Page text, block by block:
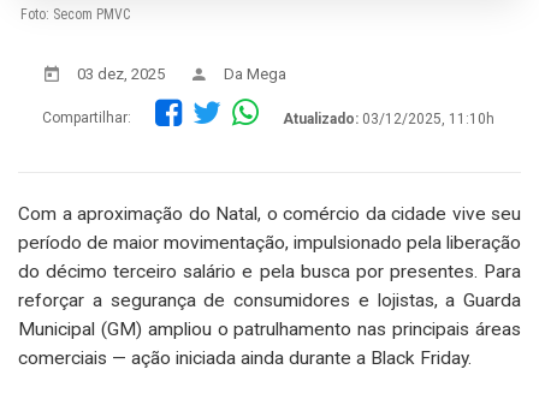
Foto: Secom PMVC
03 dez, 2025 Da Mega
Compartilhar: Atualizado: 03/12/2025, 11:10h
Com a aproximação do Natal, o comércio da cidade vive seu
período de maior movimentação, impulsionado pela liberação
do décimo terceiro salário e pela busca por presentes. Para
reforçar a segurança de consumidores e lojistas, a Guarda
Municipal (GM) ampliou o patrulhamento nas principais áreas
comerciais — ação iniciada ainda durante a Black Friday.